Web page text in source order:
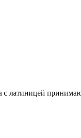
с латиницей